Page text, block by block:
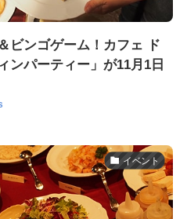
ビンゴゲーム！カフェ ド
ンパーティー」が11月1日
イベント